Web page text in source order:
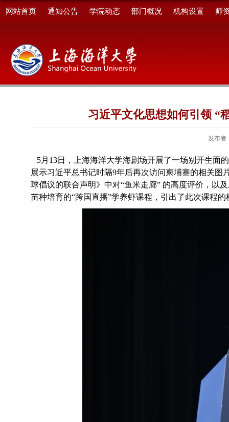
网站首页 通知公告 学院动态 部门概况 机构设置 师
习近平文化思想如何引领 “
发布者
5月13日 ，上海海洋大学海剧场开展了一场别开生面的
展示习近平总书记时隔9年后再次访问柬埔寨的相关图
球倡议的联合声明》中对“鱼米走廊” 的高度评价， 以
苗种培育的“跨国直播”学养虾课程， 引出了此次课程的